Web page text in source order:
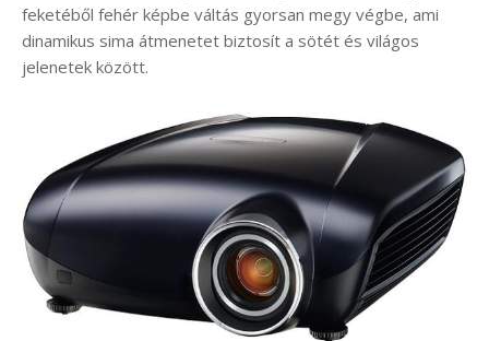
feketéből fehér képbe váltás gyorsan megy végbe, ami
dinamikus sima átmenetet biztosít a sötét és világos
jelenetek között.